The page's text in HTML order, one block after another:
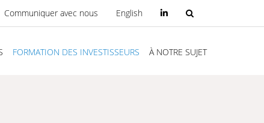
Communiquer avec nous English
FORMATION DES INVESTISSEURS À NOTRE SUJET